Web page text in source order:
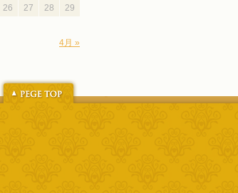
4月 »
26 27 28
29